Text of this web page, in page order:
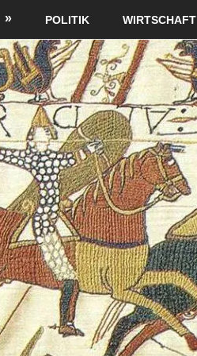
POLITIK WIRTSCHAFT